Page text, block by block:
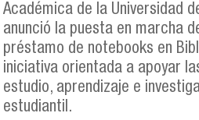
Académica de la Universidad
anunció la puesta en marcha
préstamo de notebooks en
iniciativa orientada a apoyar
estudio, aprendizaje e
estudiantil.